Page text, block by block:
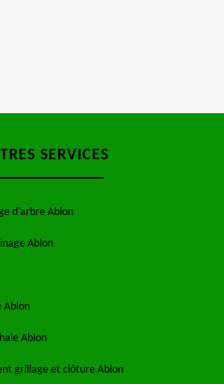
SERVICES
d'arbre Ablon
Ablon
Ablon
Ablon
grillage et clôture Ablon